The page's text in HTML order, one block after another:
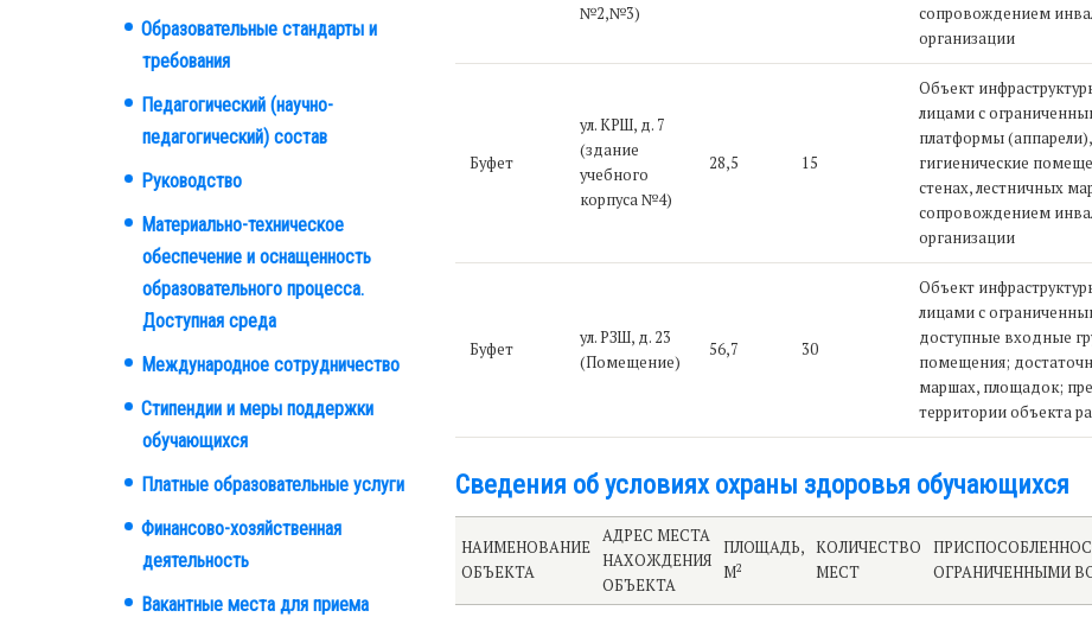
Образовательные стандарты и
требования
Педагогический (научно-
педагогический) состав
Руководство
Материально-техническое
обеспечение и оснащенность
образовательного процесса.
Доступная среда
Международное сотрудничество
Стипендии и меры поддержки
обучающихся
Платные образовательные услуги
Финансово-хозяйственная
деятельность
Вакантные места для приема
№2,№3)
сопровождением
организации
Буфет
ул. КРШ, д. 7
(здание
учебного
корпуса №4)
28,5 15
Объект
лицами с
платформы
гигиенические
стенах, лестничных
сопровождением
организации
Буфет
ул. РЗШ, д. 23
(Помещение)
56,7 30
Объект
лицами с
доступные входные
помещения;
маршах, площадок;
территории объекта
Сведения об условиях охраны здоровья обучающихся
НАИМЕНОВАНИЕ
ОБЪЕКТА
АДРЕС МЕСТА
НАХОЖДЕНИЯ
ОБЪЕКТА
ПЛОЩАДЬ,
М2
КОЛИЧЕСТВО
МЕСТ
ОГРАНИЧЕННЫМИ